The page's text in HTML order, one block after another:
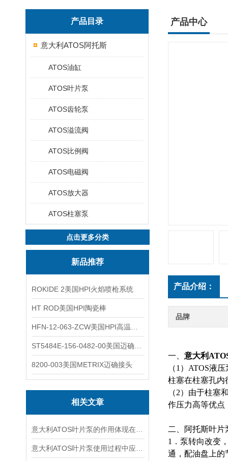
产品目录
意大利ATOS阿托斯
ATOS油缸
ATOS叶片泵
ATOS齿轮泵
ATOS溢流阀
ATOS比例阀
ATOS电磁阀
ATOS放大器
ATOS柱塞泵
点击更多分类
新品推荐
ROKIDE 2美国HPI火焰喷枪系统
HT ROD美国HPI陶瓷棒
8200-003美国METRIX迈确接头
相关文章
产品中心
产品介绍：
品牌
一、 意大利
（1）ATOS液
柱塞在柱塞孔内
（2）由于柱塞
作压力高等优点
二、阿托斯叶
1．泵转向改变
通，配油盘上的